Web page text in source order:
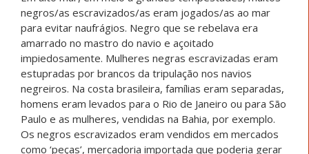
negros/as escravizados/as eram jogados/as ao mar
para evitar naufrágios. Negro que se rebelava era
amarrado no mastro do navio e açoitado
impiedosamente. Mulheres negras escravizadas eram
estupradas por brancos da tripulação nos navios
negreiros. Na costa brasileira, famílias eram separadas,
homens eram levados para o Rio de Janeiro ou para São
Paulo e as mulheres, vendidas na Bahia, por exemplo.
Os negros escravizados eram vendidos em mercados
como ‘peças’, mercadoria importada que poderia gerar